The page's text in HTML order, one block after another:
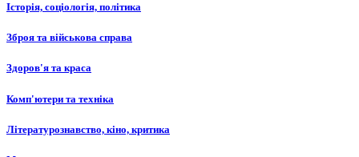
Історія, соціологія, політика
Зброя та військова справа
Здоров'я та краса
Комп'ютери та техніка
Літературознавство, кіно, критика